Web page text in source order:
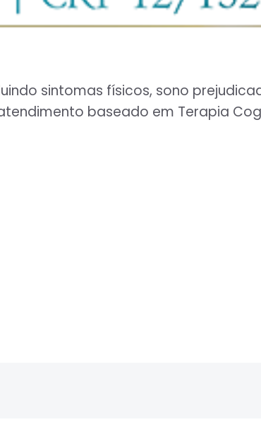
sintomas físicos, sono
baseado em Terapia